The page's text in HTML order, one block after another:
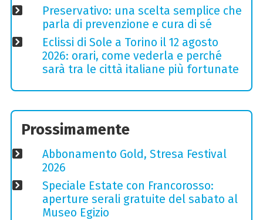
Preservativo: una scelta semplice che
parla di prevenzione e cura di sé
Eclissi di Sole a Torino il 12 agosto
2026: orari, come vederla e perché
sarà tra le città italiane più fortunate
Prossimamente
Abbonamento Gold, Stresa Festival
2026
Speciale Estate con Francorosso:
aperture serali gratuite del sabato al
Museo Egizio